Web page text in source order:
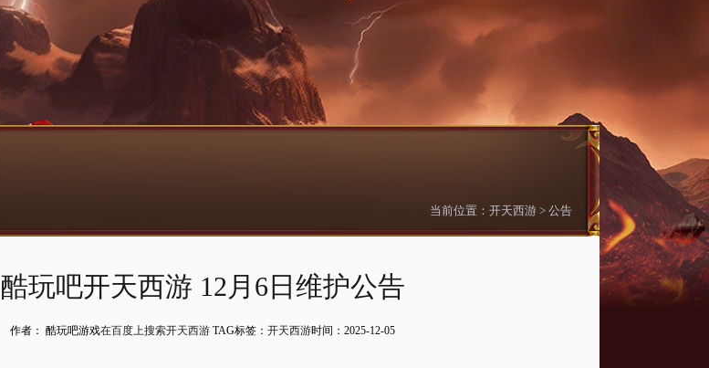
当前位置： 开天西游 > 公告
酷玩吧开天西游 12月6日维护公告
作者： 酷玩吧游戏在百度上搜索开天西游 TAG标签： 开天西游时间：2025-12-05